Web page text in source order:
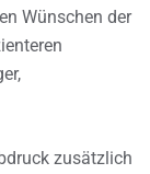
Wünschen der
zusätzlich